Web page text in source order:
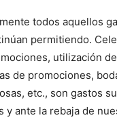
todos aquellos
permitiendo.
utilización
de promociones,
etc., son gastos
y ante la rebaja de